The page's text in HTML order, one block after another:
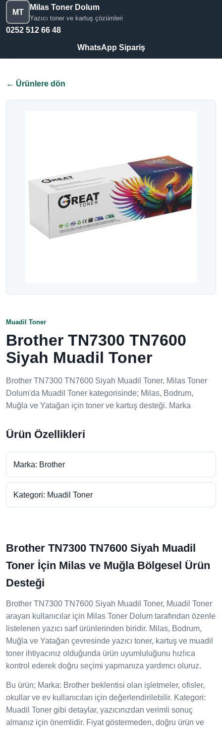
MT
Milas Toner Dolum
Yazıcı toner ve kartuş çözümleri
0252 512 66 48
WhatsApp Sipariş
← Ürünlere dön
Muadil Toner
Brother TN7300 TN7600
Siyah Muadil Toner
Brother TN7300 TN7600 Siyah Muadil Toner, Milas Toner
Dolum'da Muadil Toner kategorisinde; Milas, Bodrum,
Muğla ve Yatağan için toner ve kartuş desteği. Marka
Ürün Özellikleri
Marka: Brother
Kategori: Muadil Toner
Brother TN7300 TN7600 Siyah Muadil
Toner İçin Milas ve Muğla Bölgesel Ürün
Desteği
Brother TN7300 TN7600 Siyah Muadil Toner, Muadil Toner
arayan kullanıcılar için Milas Toner Dolum tarafından özenle
listelenen yazıcı sarf ürünlerinden biridir. Milas, Bodrum,
Muğla ve Yatağan çevresinde yazıcı toner, kartuş ve muadil
toner ihtiyacınız olduğunda ürün uyumluluğunu hızlıca
kontrol ederek doğru seçimi yapmanıza yardımcı oluruz.
Bu ürün; Marka: Brother beklentisi olan işletmeler, ofisler,
okullar ve ev kullanıcıları için değerlendirilebilir. Kategori:
Muadil Toner gibi detaylar, yazıcınızdan verimli sonuç
almanız için önemlidir. Fiyat göstermeden, doğru ürün ve